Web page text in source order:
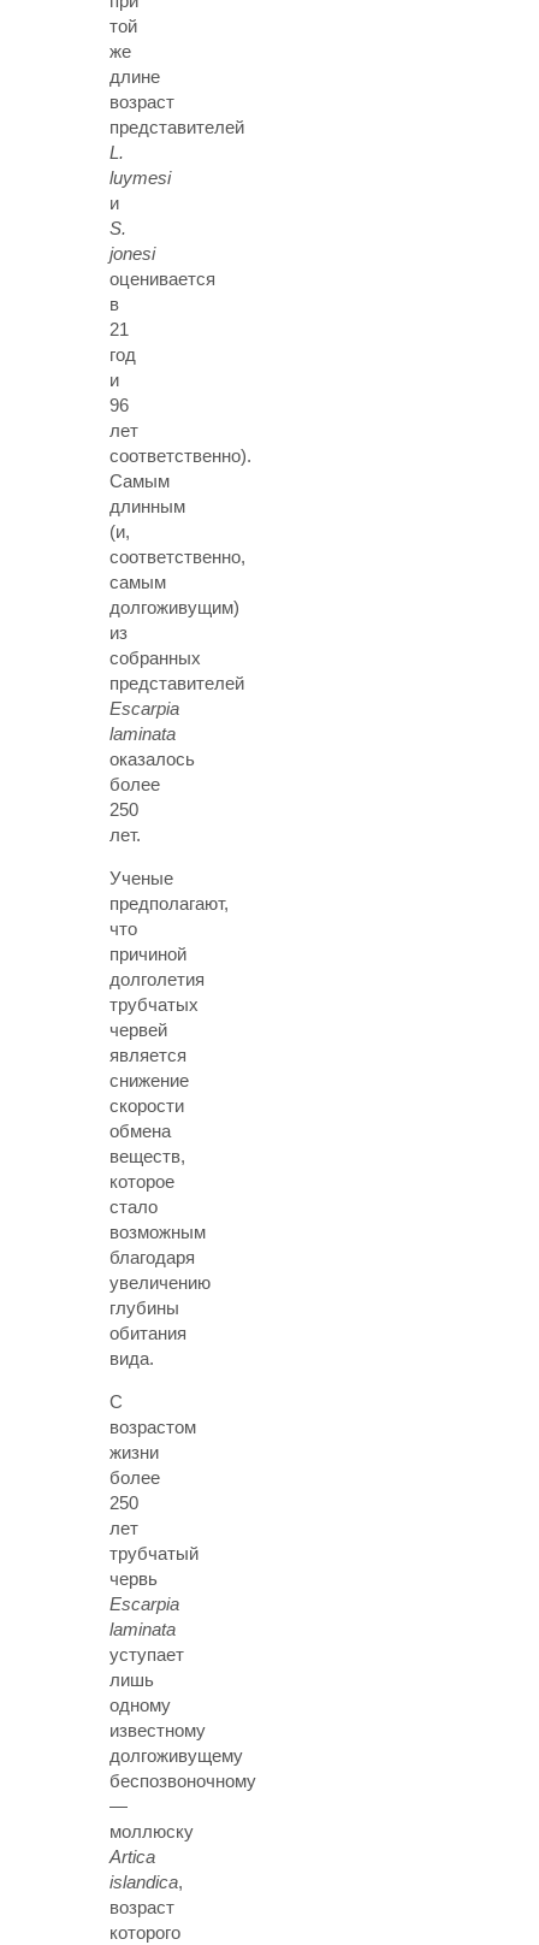
той
же
длине
возраст
представителей
L.
luymesi
и
S.
jonesi
оценивается
в
21
год
и
96
лет
соответственно).
Самым
длинным
(и,
соответственно,
самым
долгоживущим)
из
собранных
представителей
Escarpia
laminata
оказалось
более
250
лет.
Ученые
предполагают,
что
причиной
долголетия
трубчатых
червей
является
снижение
скорости
обмена
веществ,
которое
стало
возможным
благодаря
увеличению
глубины
обитания
вида.
С
возрастом
жизни
более
250
лет
трубчатый
червь
Escarpia
laminata
уступает
лишь
одному
известному
долгоживущему
беспозвоночному
—
моллюску
Artica
islandica,
возраст
которого